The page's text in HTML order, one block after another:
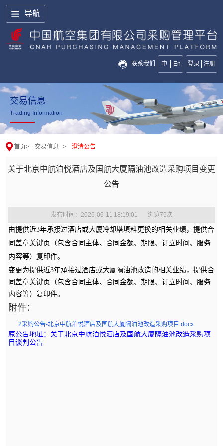
导航
联系我们 中 En 登录 注册
交易信息
Trading Information
首页> 交易信息 > 澄清公告
关于北京中航泊悦酒店及国航大厦隔油池改造采购项目变更
公告
发布时间：2026-06-11 18:19:01 浏览75次
由提供近3年承接过酒店或大厦冷却塔填料更换的相关业绩，提供合
同盖章关键页（包含合同主体、合同金额、期限、订立时间、服务
内容等）复印件。
变更为提供近3年承接过酒店或大厦隔油池改造的相关业绩，提供合
同盖章关键页（包含合同主体、合同金额、期限、订立时间、服务
内容等）复印件。
附件：
2采购公告-北京中航泊悦酒店及国航大厦隔油池改造采购项目.docx
原公告地址：关于北京中航泊悦酒店及国航大厦隔油池改造采购项
目谈判公告